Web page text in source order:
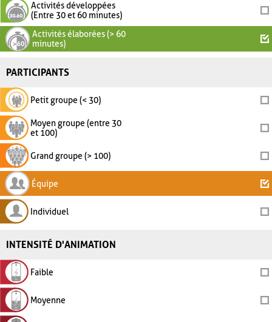
Activités développées
(Entre 30 et 60 minutes)
Activités élaborées (> 60
minutes)
PARTICIPANTS
Petit groupe (< 30)
Moyen groupe (entre 30
et 100)
Grand groupe (> 100)
Équipe
Individuel
INTENSITÉ D'ANIMATION
Faible
Moyenne